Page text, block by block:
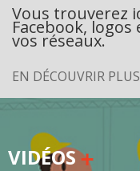
Hébergement et
Métallurgie
Vous trouverez
Facebook,
vos réseaux.
EN DÉCOUVRIR PLUS
VIDÉOS